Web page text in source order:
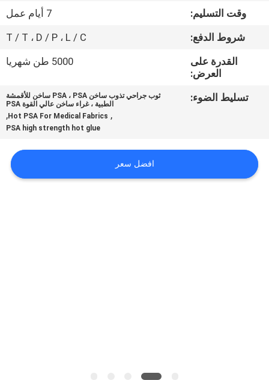
أخبار
القضايا
اطلب
عرض
خريطة
وقت التسليم:
7 أيام عمل
شروط الدفع:
T / T ، D / P ، L / C
القدرة على
العرض:
5000 طن شهريا
تسليط الضوء:
ثوب جراحي تذوب ساخن PSA ، PSA ساخن للأقمشة
الطبية ، غراء ساخن عالي القوة PSA
,
Hot PSA For Medical Fabrics
,
PSA high strength hot glue
افضل سعر